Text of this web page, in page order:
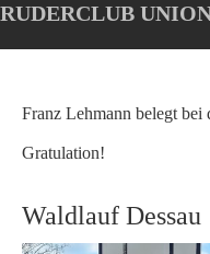
Oops, an error occurred!
main
RUDERCLUB
Franz Lehmann belegt bei
Gratulation!
Waldlauf Dessau